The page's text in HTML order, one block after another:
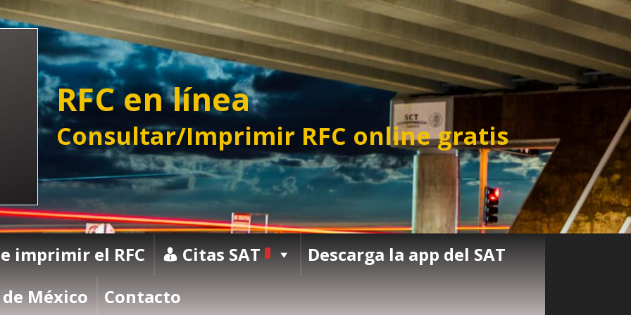
RFC en línea
Consultar/Imprimir RFC online gratis
imprimir el RFC Citas SAT
Descarga la app del SAT
de México
Contacto